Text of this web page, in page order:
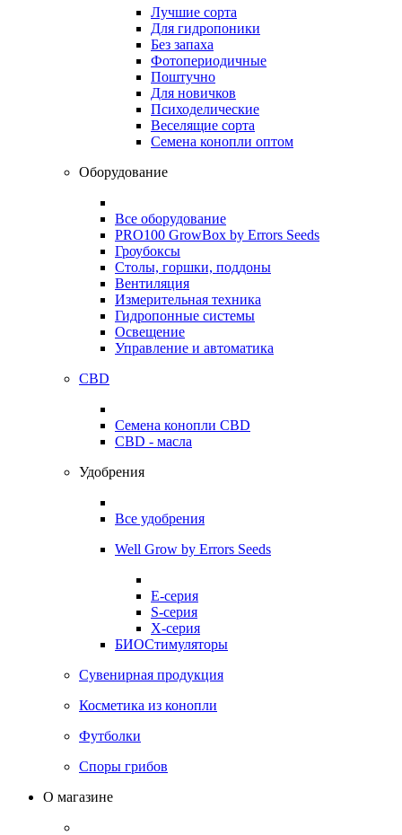
Лучшие сорта
Для гидропоники
Без запаха
Фотопериодичные
Поштучно
Для новичков
Психоделические
Веселящие сорта
Семена конопли оптом
Оборудование
Все оборудование
PRO100 GrowBox by Errors Seeds
Гроубоксы
Столы, горшки, поддоны
Вентиляция
Измерительная техника
Гидропонные системы
Освещение
Управление и автоматика
CBD
Семена конопли CBD
CBD - масла
Удобрения
Все удобрения
Well Grow by Errors Seeds
E-серия
S-серия
X-серия
БИОСтимуляторы
Сувенирная продукция
Косметика из конопли
Футболки
Споры грибов
О магазине